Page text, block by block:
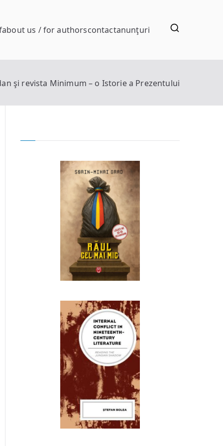
about us / for authorscontactanunţuri
şi revista Minimum – o Istorie a Prezentului